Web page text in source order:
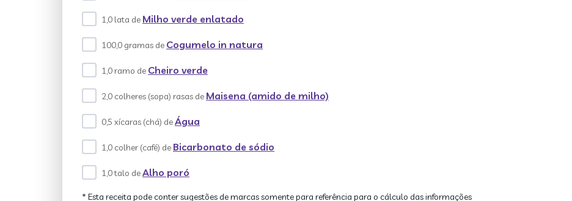
1,0 lata de Milho verde enlatado
100,0 gramas de Cogumelo in natura
1,0 ramo de Cheiro verde
2,0 colheres (sopa) rasas de Maisena (amido de milho)
0,5 xícaras (chá) deÁgua
1,0 colher (café) de Bicarbonato de sódio
1,0 talo deAlho poró
* Esta receita pode conter sugestões de marcas somente para referência para o cálculo das informações